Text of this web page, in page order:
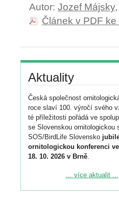
Autor: Jozef Májsky,
Článek v PDF
Aktuality
Česká společnost
roce slaví 100. výročí svého
té příležitosti pořádá ve
se Slovenskou ornitologickou
SOS/BirdLife Slovensko
ornitologickou konferenci
18. 10. 2026 v Brně.
Podrobnější informace ke
... více aktualit ...